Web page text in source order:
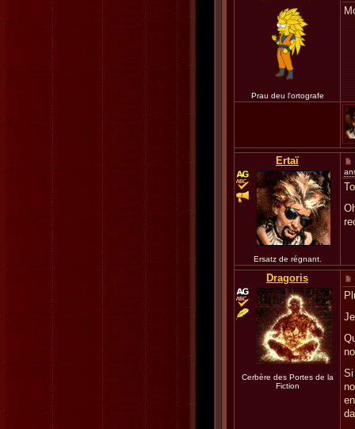
Prau deu l'ortografe
Ertaï
Ersatz de régnant.
Dragoris
Cerbère des Portes de la
Fiction
Si